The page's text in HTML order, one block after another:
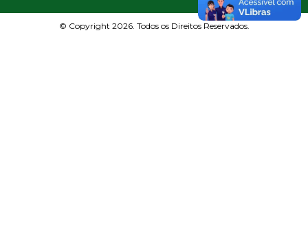
© Copyright 2026. Todos os Direitos Reservados.